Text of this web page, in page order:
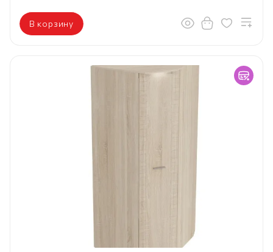
В корзину